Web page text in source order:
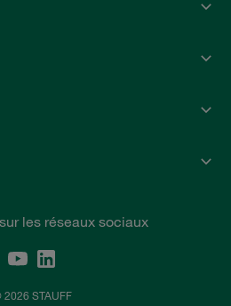
les réseaux sociaux
STAUFF